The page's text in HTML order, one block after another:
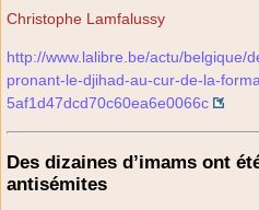
Christophe Lamfalussy
http://www.lalibre.be/actu/belgique/
pronant-le-djihad-au-cur-de-la-
5af1d47dcd70c60ea6e0066c
Des dizaines d’imams ont
antisémites